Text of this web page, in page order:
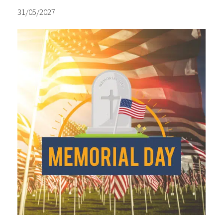
31/05/2027